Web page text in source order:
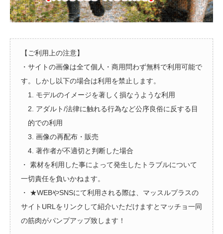
【ご利用上の注意】
・サイトの画像は全て個人・商用問わず無料で利用可能で
す。しかし以下の場合は利用を禁止します。
1. モデルのイメージを著しく損なうような利用
2. アダルト/法律に触れる行為など公序良俗に反する目
的での利用
3. 画像の再配布・販売
4. 著作者が不適切と判断した場合
・ 素材を利用した事によって発生したトラブルについて
一切責任を負いかねます。
・ ★WEBやSNSにて利用される際は、マッスルプラスの
サイトURLをリンクして紹介いただけますとマッチョ一同
の筋肉がパンプアップ致します！